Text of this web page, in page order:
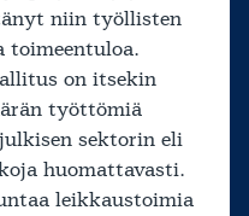
niin työllisten
toimeentuloa.
on itsekin
työttömiä
sektorin eli
huomattavasti.
leikkaustoimia